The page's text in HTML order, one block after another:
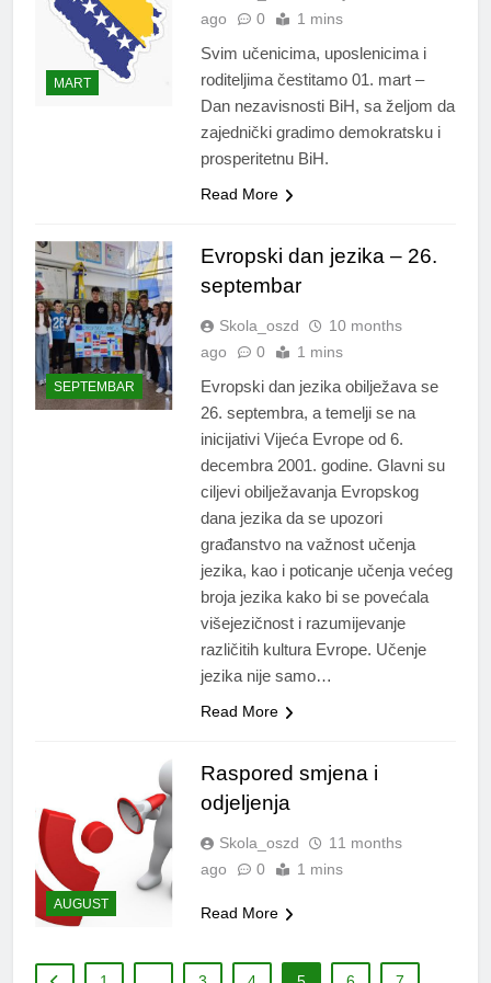
MART
ago
0 1 mins
Svim učenicima, uposlenicima i
roditeljima čestitamo 01. mart –
Dan nezavisnosti BiH, sa željom da
zajednički gradimo demokratsku i
prosperitetnu BiH.
Read More
SEPTEMBAR
Evropski dan jezika – 26.
septembar
Skola_oszd
10 months
ago
0 1 mins
Evropski dan jezika obilježava se
26. septembra, a temelji se na
inicijativi Vijeća Evrope od 6.
decembra 2001. godine. Glavni su
ciljevi obilježavanja Evropskog
dana jezika da se upozori
građanstvo na važnost učenja
jezika, kao i poticanje učenja većeg
broja jezika kako bi se povećala
višejezičnost i razumijevanje
različitih kultura Evrope. Učenje
jezika nije samo…
Read More
AUGUST
Raspored smjena i
odjeljenja
Skola_oszd
11 months
ago
0 1 mins
Read More